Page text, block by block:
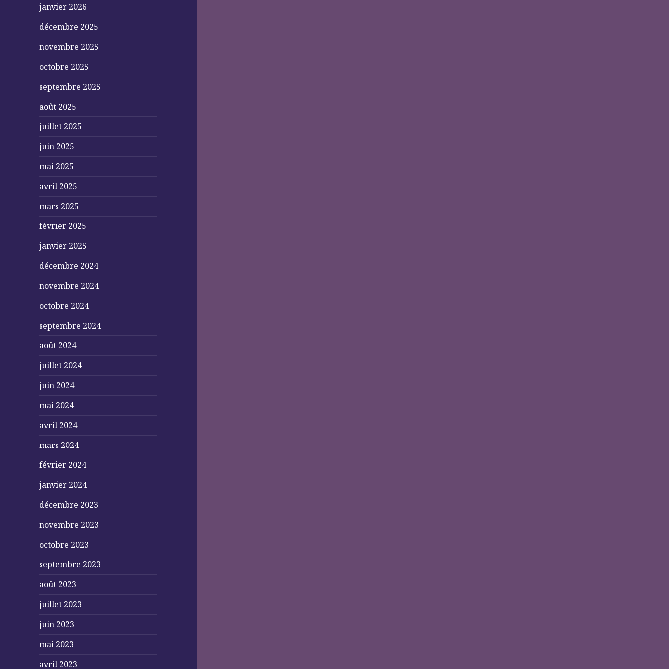
janvier 2026
décembre 2025
novembre 2025
octobre 2025
septembre 2025
août 2025
juillet 2025
juin 2025
mai 2025
avril 2025
mars 2025
février 2025
janvier 2025
décembre 2024
novembre 2024
octobre 2024
septembre 2024
août 2024
juillet 2024
juin 2024
mai 2024
avril 2024
mars 2024
février 2024
janvier 2024
décembre 2023
novembre 2023
octobre 2023
septembre 2023
août 2023
juillet 2023
juin 2023
mai 2023
avril 2023